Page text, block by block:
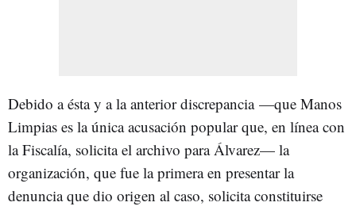
Debido a ésta y a la anterior discrepancia —que Manos
Limpias es la única acusación popular que, en línea con
la Fiscalía, solicita el archivo para Álvarez— la
organización, que fue la primera en presentar la
denuncia que dio origen al caso, solicita constituirse